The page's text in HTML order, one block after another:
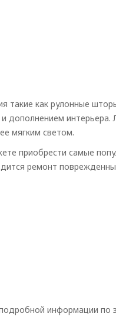
такие как рулонные
дополнением интерьера.
мягким светом.
приобрести самые
ремонт
информации по